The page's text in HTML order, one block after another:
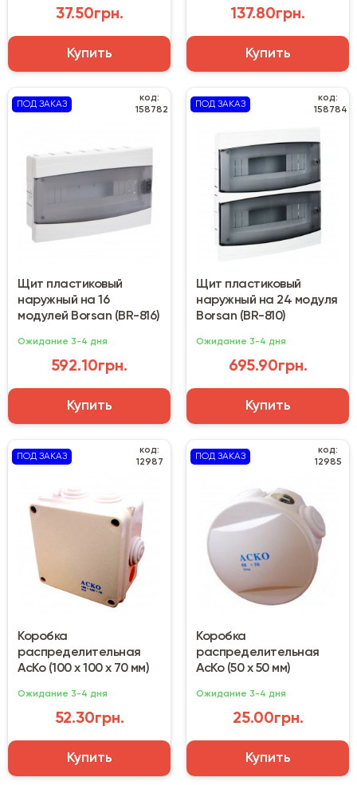
37.50грн.
Купить
137.80грн.
Купить
ПОД ЗАКАЗ
код:
158782
Щит пластиковый
наружный на 16
модулей Borsan (BR-816)
Ожидание 3-4 дня
592.10грн.
Купить
ПОД ЗАКАЗ
код:
158784
Щит пластиковый
наружный на 24 модуля
Borsan (BR-810)
Ожидание 3-4 дня
695.90грн.
Купить
ПОД ЗАКАЗ
код:
12987
Коробка
распределительная
АсКо (100 х 100 х 70 мм)
Ожидание 3-4 дня
52.30грн.
Купить
ПОД ЗАКАЗ
код:
12985
Коробка
распределительная
АсКо (50 х 50 мм)
Ожидание 3-4 дня
25.00грн.
Купить